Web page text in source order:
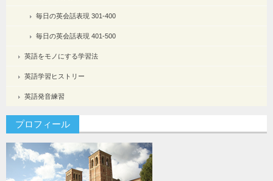
毎日の英会話表現 301-400
毎日の英会話表現 401-500
英語をモノにする学習法
英語学習ヒストリー
英語発音練習
プロフィール